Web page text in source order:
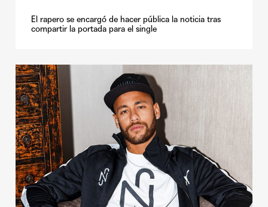
El rapero se encargó de hacer pública la noticia tras
compartir la portada para el single